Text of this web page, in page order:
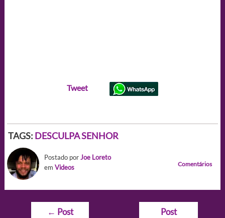
Tweet
TAGS: DESCULPA SENHOR
Postado porJoe Loreto
em Videos Comentários
Navegação
← Post
Post